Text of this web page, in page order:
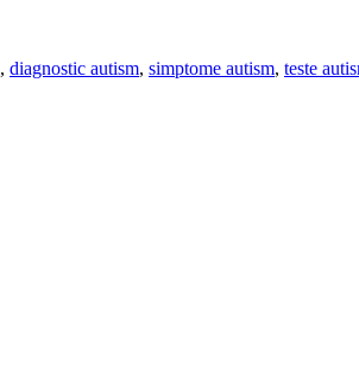
, diagnostic autism, simptome autism, teste